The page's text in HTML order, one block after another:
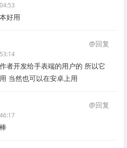
好用
@回复
者开发给手表端的用户的 所以它
当然也可以在安卓上用
@回复